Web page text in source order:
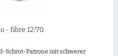
- fibre 12/70
Schrot-Patrone mit schwerer